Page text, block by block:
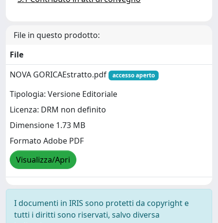
File in questo prodotto:
File
NOVA GORICAEstratto.pdf
accesso aperto
Tipologia: Versione Editoriale
Licenza: DRM non definito
Dimensione 1.73 MB
Formato Adobe PDF
Visualizza/Apri
I documenti in IRIS sono protetti da copyright e
tutti i diritti sono riservati, salvo diversa